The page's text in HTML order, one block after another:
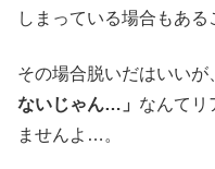
しまっている場合もある
その場合脱いだはいいが
ないじゃん…」 なんてリ
ませんよ…。